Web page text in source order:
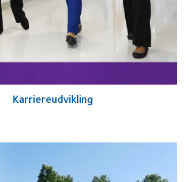
Karriereudvikling